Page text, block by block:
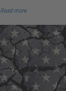
Read more